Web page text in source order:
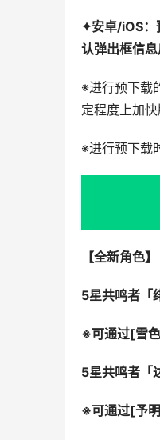
✦安卓/iOS：
认弹出框信息
※进行预下载
定程度上加快
※进行预下载
【全新角色】
5星共鸣者「
※可通过[雪
5星共鸣者「
※可通过[予